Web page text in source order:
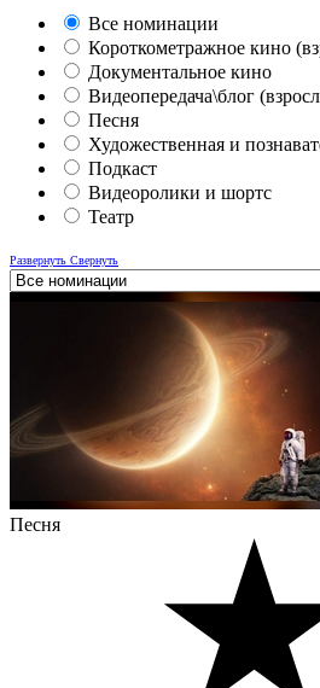
Все номинации
Короткометражное кино
Документальное кино
Видеопередача\блог
Песня
Художественная и
Подкаст
Видеоролики и шортс
Театр
Развернуть Свернуть
Песня